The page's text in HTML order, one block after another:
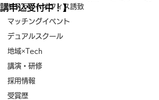
サテライトオフィス誘致
マッチングイベント
デュアルスクール
地域×Tech
講演・研修
採用情報
受賞歴
講申込受付中！】